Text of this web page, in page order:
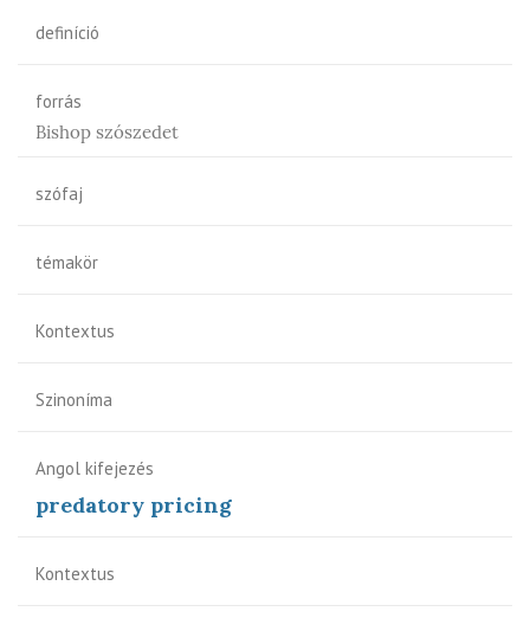
definíció
forrás
Bishop szószedet
szófaj
témakör
Kontextus
Szinoníma
Angol kifejezés
predatory pricing
Kontextus